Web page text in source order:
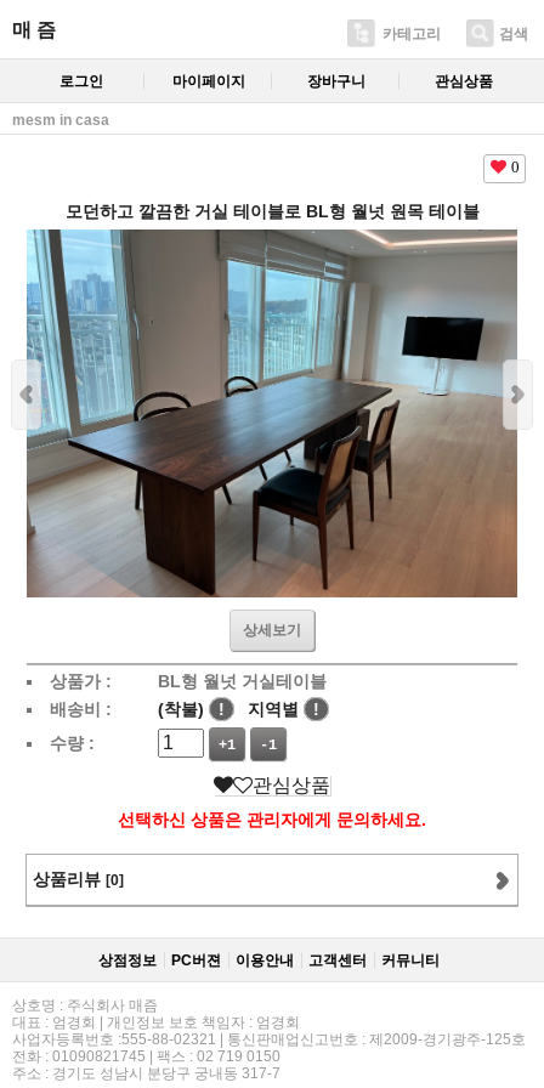
매 즘 카테고리 검색
로그인 마이페이지 장바구니 관심상품
mesm in casa
0
모던하고 깔끔한 거실 테이블로 BL형 월넛 원목 테이블
상세보기
상품가 :
BL형 월넛 거실테이블
배송비 :
(착불) ! 지역별
!
수량 :
+1 -1
관심상품
선택하신 상품은 관리자에게 문의하세요.
상품리뷰 [0]
상점정보 PC버젼 이용안내 고객센터 커뮤니티
상호명 : 주식회사 매즘
대표 : 엄경회 | 개인정보 보호 책임자 : 엄경회
사업자등록번호 :555-88-02321 | 통신판매업신고번호 : 제2009-경기광주-125호
전화 : 01090821745 | 팩스 : 02 719 0150
주소 : 경기도 성남시 분당구 궁내동 317-7